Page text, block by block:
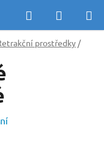
Hledat
KOŠÍK
prostředky /